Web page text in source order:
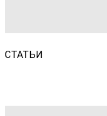
СТАТЬИ